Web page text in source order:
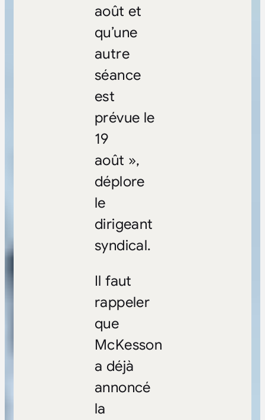
août et
qu’une
autre
séance
est
prévue le
19
août »,
déplore
le
dirigeant
syndical.
Il faut
rappeler
que
McKesson
a déjà
annoncé
la